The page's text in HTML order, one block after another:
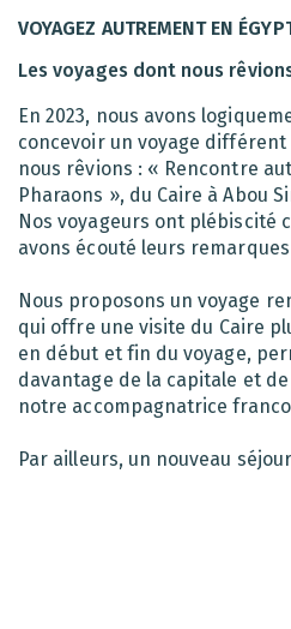
VOYAGEZ AUTREMENT EN
Les voyages dont nous
En 2023, nous avons
concevoir un voyage
nous rêvions : « Rencontre
Pharaons », du Caire à Abou
Nos voyageurs ont plébiscité
avons écouté leurs
Nous proposons un voyage
qui offre une visite du Caire
en début et fin du voyage,
davantage de la capitale et
notre accompagnatrice
Par ailleurs, un nouveau